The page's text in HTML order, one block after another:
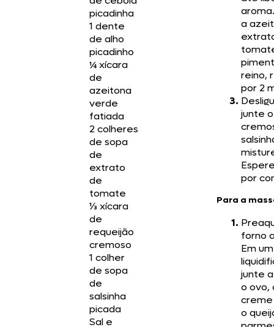
picadinha
1 dente
de alho
picadinho
¼ xícara
de
azeitona
verde
fatiada
2 colheres
de sopa
de
extrato
de
tomate
⅓ xícara
de
requeijão
cremoso
1 colher
de sopa
de
salsinha
picada
Sal e
a
reino,
por 2
junte
por
Para a
forno
Em um
junte
o ovo,
o